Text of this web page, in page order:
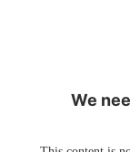
We